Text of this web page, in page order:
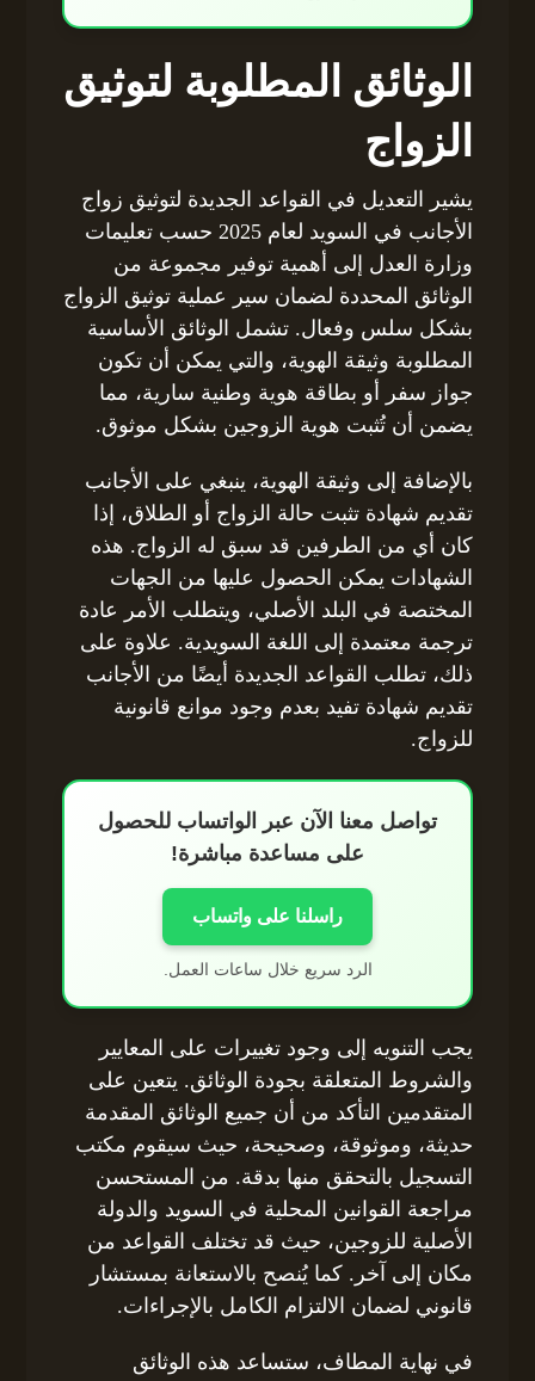
الوثائق المطلوبة لتوثيق
الزواج
يشير التعديل في القواعد الجديدة لتوثيق زواج
الأجانب في السويد لعام 2025 حسب تعليمات
وزارة العدل إلى أهمية توفير مجموعة من
الوثائق المحددة لضمان سير عملية توثيق الزواج
بشكل سلس وفعال. تشمل الوثائق الأساسية
المطلوبة وثيقة الهوية، والتي يمكن أن تكون
جواز سفر أو بطاقة هوية وطنية سارية، مما
يضمن أن تُثبت هوية الزوجين بشكل موثوق.
بالإضافة إلى وثيقة الهوية، ينبغي على الأجانب
تقديم شهادة تثبت حالة الزواج أو الطلاق، إذا
كان أي من الطرفين قد سبق له الزواج. هذه
الشهادات يمكن الحصول عليها من الجهات
المختصة في البلد الأصلي، ويتطلب الأمر عادة
ترجمة معتمدة إلى اللغة السويدية. علاوة على
ذلك، تطلب القواعد الجديدة أيضًا من الأجانب
تقديم شهادة تفيد بعدم وجود موانع قانونية
للزواج.
تواصل معنا الآن عبر الواتساب للحصول
على مساعدة مباشرة!
راسلنا على واتساب
الرد سريع خلال ساعات العمل.
يجب التنويه إلى وجود تغييرات على المعايير
والشروط المتعلقة بجودة الوثائق. يتعين على
المتقدمين التأكد من أن جميع الوثائق المقدمة
حديثة، وموثوقة، وصحيحة، حيث سيقوم مكتب
التسجيل بالتحقق منها بدقة. من المستحسن
مراجعة القوانين المحلية في السويد والدولة
الأصلية للزوجين، حيث قد تختلف القواعد من
مكان إلى آخر. كما يُنصح بالاستعانة بمستشار
قانوني لضمان الالتزام الكامل بالإجراءات.
في نهاية المطاف، ستساعد هذه الوثائق